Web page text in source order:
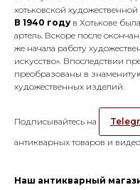
хотьковской художественной
В 1940 годув Хотькове
артель. Вскоре после
же начала работу
искусство». Впоследствии
преобразованы в
художественных изделий.
Подписывайтесь на
антикварных товаров и
Наш антикварный